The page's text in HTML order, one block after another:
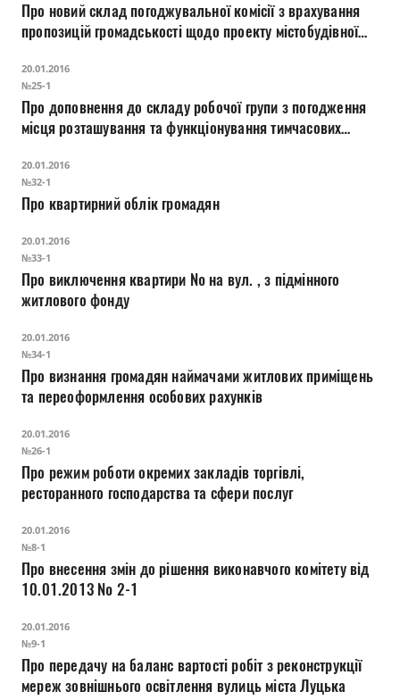
Про новий склад погоджувальної комісії з врахування
пропозицій громадськості щодо проекту містобудівної
автостанції №1 на вул.Конякіна, 39 у м.Луцьку»
20.01.2016
№25-1
Про доповнення до складу робочої групи з погодження
місця розташування та функціонування тимчасових
20.01.2016
№32-1
Про квартирний облік громадян
20.01.2016
№33-1
Про виключення квартири № на вул. , з підмінного
житлового фонду
20.01.2016
№34-1
Про визнання громадян наймачами житлових приміщень
та переоформлення особових рахунків
20.01.2016
№26-1
Про режим роботи окремих закладів торгівлі,
ресторанного господарства та сфери послуг
20.01.2016
№8-1
Про внесення змін до рішення виконавчого комітету від
10.01.2013 № 2-1
20.01.2016
№9-1
Про передачу на баланс вартості робіт з реконструкції
мереж зовнішнього освітлення вулиць міста Луцька